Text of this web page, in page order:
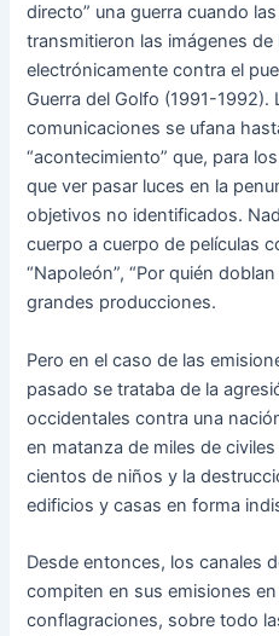
directo” una guerra cuando
transmitieron las imágenes
electrónicamente contra el
Guerra del Golfo (1991-1992).
comunicaciones se ufana
“acontecimiento” que, para
que ver pasar luces en la
objetivos no identificados.
cuerpo a cuerpo de películas
“Napoleón”, “Por quién
grandes producciones.
Pero en el caso de las
pasado se trataba de la
occidentales contra una
en matanza de miles de
cientos de niños y la
edificios y casas en forma
Desde entonces, los canales
compiten en sus emisiones
conflagraciones, sobre todo